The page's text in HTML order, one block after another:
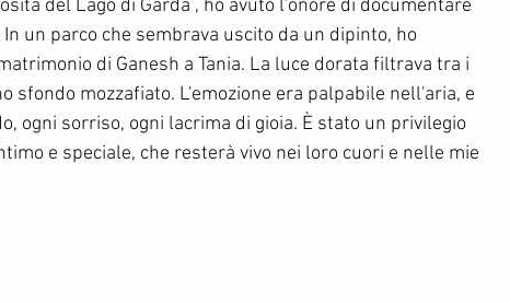
del Lago di Garda , ho avuto l'onore di documentare
un parco che sembrava uscito da un dipinto, ho
di Ganesh a Tania. La luce dorata filtrava tra i
sfondo mozzafiato. L'emozione era palpabile nell'aria, e
ogni sorriso, ogni lacrima di gioia. È stato un privilegio
e speciale, che resterà vivo nei loro cuori e nelle mie